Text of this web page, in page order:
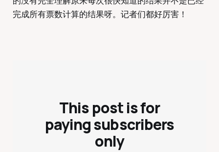
完成所有票数计算的结果呀。记者们都好厉害！
This post is for
paying subscribers
only